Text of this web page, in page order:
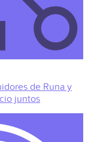
de Runa y
juntos